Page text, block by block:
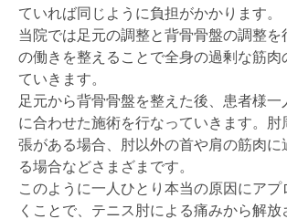
ていれば同じように負担がかかります。
当院では足元の調整と背骨骨盤の調整を
の働きを整えることで全身の過剰な筋肉
ていきます。
足元から背骨骨盤を整えた後、患者様一
に合わせた施術を行なっていきます。肘
張がある場合、肘以外の首や肩の筋肉に
る場合などさまざまです。
このように一人ひとり本当の原因にアプ
くことで、テニス肘による痛みから解放